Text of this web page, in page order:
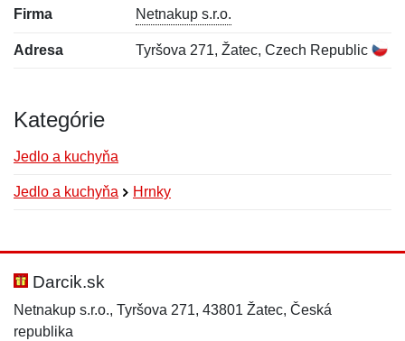
Firma Netnakup s.r.o.
Adresa Tyršova 271, Žatec, Czech Republic
Kategórie
Jedlo a kuchyňa
Jedlo a kuchyňa Hrnky
Hodnotenie:
Meno:
Darcik.sk
Netnakup s.r.o., Tyršova 271, 43801 Žatec, Česká
republika